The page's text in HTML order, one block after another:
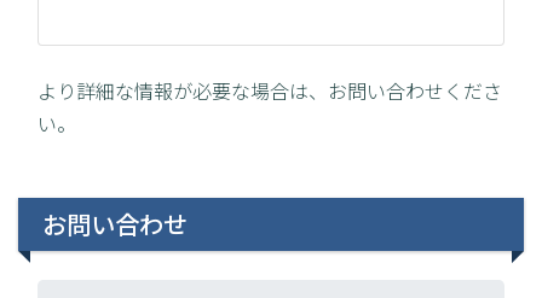
より詳細な情報が必要な場合は、お問い合わせくださ
い。
お問い合わせ